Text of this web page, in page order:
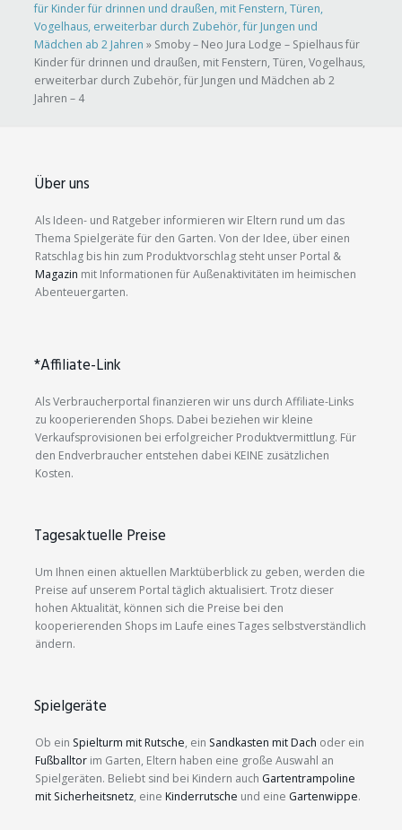
für Kinder für drinnen und draußen, mit Fenstern, Türen,
Vogelhaus, erweiterbar durch Zubehör, für Jungen und
Mädchen ab 2 Jahren » Smoby – Neo Jura Lodge – Spielhaus für
Kinder für drinnen und draußen, mit Fenstern, Türen, Vogelhaus,
erweiterbar durch Zubehör, für Jungen und Mädchen ab 2
Jahren – 4
Über uns
Als Ideen- und Ratgeber informieren wir Eltern rund um das
Thema Spielgeräte für den Garten. Von der Idee, über einen
Ratschlag bis hin zum Produktvorschlag steht unser Portal &
Magazin mit Informationen für Außenaktivitäten im heimischen
Abenteuergarten.
*Affiliate-Link
Als Verbraucherportal finanzieren wir uns durch Affiliate-Links
zu kooperierenden Shops. Dabei beziehen wir kleine
Verkaufsprovisionen bei erfolgreicher Produktvermittlung. Für
den Endverbraucher entstehen dabei KEINE zusätzlichen
Kosten.
Tagesaktuelle Preise
Um Ihnen einen aktuellen Marktüberblick zu geben, werden die
Preise auf unserem Portal täglich aktualisiert. Trotz dieser
hohen Aktualität, können sich die Preise bei den
kooperierenden Shops im Laufe eines Tages selbstverständlich
ändern.
Spielgeräte
Ob ein Spielturm mit Rutsche, ein Sandkasten mit Dach oder ein
Fußballtor im Garten, Eltern haben eine große Auswahl an
Spielgeräten. Beliebt sind bei Kindern auch Gartentrampoline
mit Sicherheitsnetz, eine Kinderrutsche und eine Gartenwippe.